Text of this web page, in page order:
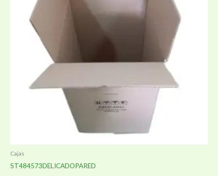
Cajas
ST484573DELICADOPARED